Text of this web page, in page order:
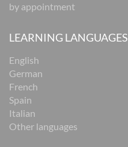
by appointment
LEARNING LANGUAGES
English
German
French
Spain
Italian
Other languages